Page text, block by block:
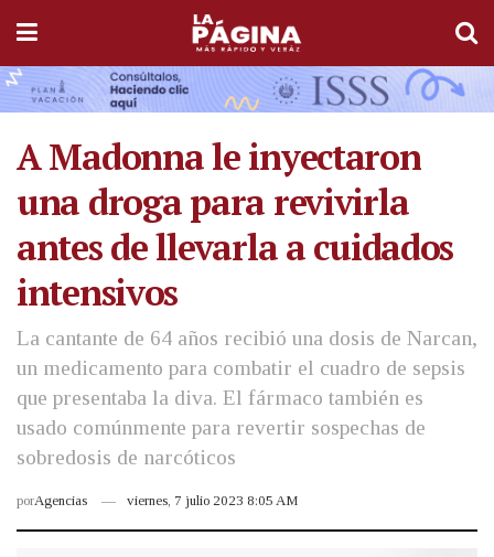
A Madonna le inyectaron
una droga para revivirla
antes de llevarla a cuidados
intensivos
La cantante de 64 años recibió una dosis de Narcan,
un medicamento para combatir el cuadro de sepsis
que presentaba la diva. El fármaco también es
usado comúnmente para revertir sospechas de
sobredosis de narcóticos
porAgencias viernes, 7 julio 2023 8:05 AM